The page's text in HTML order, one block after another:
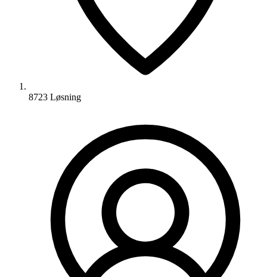
8723 Løsning